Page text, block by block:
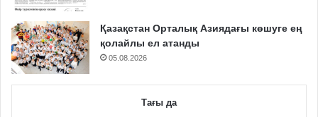
Қазақстан Орталық Азиядағы көшуге ең
қолайлы ел атанды
05.08.2026
Тағы да